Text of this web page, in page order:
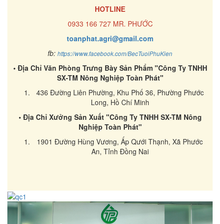
HOTLINE
0933 166 727 MR. PHƯỚC
toanphat.agri@gmail.com
fb: https://www.facebook.com/BecTuoiPhuKien
• Địa Chỉ Văn Phòng Trưng Bày Sản Phẩm "Công Ty TNHH
SX-TM Nông Nghiệp Toàn Phát"
436 Đường Liên Phường, Khu Phố 36, Phường Phước
Long, Hồ Chí Minh
• Địa Chỉ Xưởng Sản Xuất "Công Ty TNHH SX-TM Nông
Nghiệp Toàn Phát"
1901 Đường Hùng Vương, Ấp Qưới Thạnh, Xã Phước
An, Tỉnh Đồng Nai